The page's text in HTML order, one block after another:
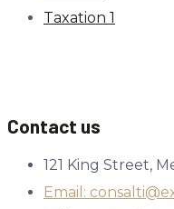
Taxation 1
Contact us
121 King Street,
Email: